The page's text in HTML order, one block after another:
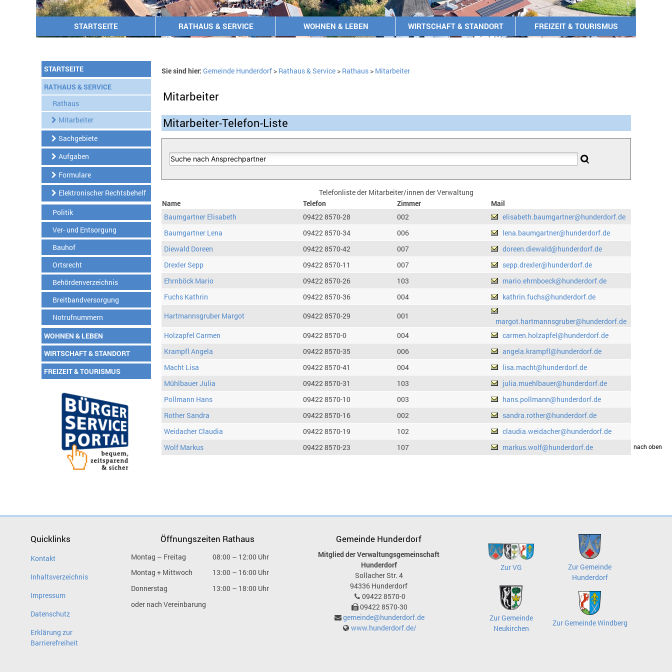
STARTSEITE RATHAUS & SERVICE WOHNEN & LEBEN WIRTSCHAFT & STANDORT FREIZEIT & TOURISMUS
STARTSEITE
RATHAUS & SERVICE
Rathaus
Mitarbeiter
Sachgebiete
Aufgaben
Formulare
Elektronischer Rechtsbehelf
Politik
Ver- und Entsorgung
Bauhof
Ortsrecht
Behördenverzeichnis
Breitbandversorgung
Notrufnummern
WOHNEN & LEBEN
WIRTSCHAFT & STANDORT
FREIZEIT & TOURISMUS
Sie sind hier: Gemeinde Hunderdorf> Rathaus & Service> Rathaus> Mitarbeiter
Mitarbeiter
Mitarbeiter-Telefon-Liste
Telefonliste der Mitarbeiter/innen der Verwaltung
Name
Telefon Zimmer
Mail
Baumgartner Elisabeth
09422 8570-28 002
elisabeth.baumgartner@hunderdorf.de
Baumgartner Lena
09422 8570-34 006
lena.baumgartner@hunderdorf.de
Diewald Doreen
09422 8570-42 007
doreen.diewald@hunderdorf.de
Drexler Sepp
09422 8570-11 007
sepp.drexler@hunderdorf.de
Ehrnböck Mario
09422 8570-26 103
mario.ehrnboeck@hunderdorf.de
Fuchs Kathrin
09422 8570-36 004
kathrin.fuchs@hunderdorf.de
Hartmannsgruber Margot
09422 8570-29 001
margot.hartmannsgruber@hunderdorf.de
Holzapfel Carmen
09422 8570-0 004
carmen.holzapfel@hunderdorf.de
Krampfl Angela
09422 8570-35 006
angela.krampfl@hunderdorf.de
Macht Lisa
09422 8570-41 004
lisa.macht@hunderdorf.de
Mühlbauer Julia
09422 8570-31 103
julia.muehlbauer@hunderdorf.de
Pollmann Hans
09422 8570-10 003
hans.pollmann@hunderdorf.de
Rother Sandra
09422 8570-16 002
sandra.rother@hunderdorf.de
Weidacher Claudia
09422 8570-19 102
claudia.weidacher@hunderdorf.de
Wolf Markus
09422 8570-23 107 markus.wolf@hunderdorf.dedrucken nach oben
Quicklinks
Kontakt
Inhaltsverzeichnis
Impressum
Datenschutz
Erklärung zur
Barrierefreiheit
Öffnungszeiten Rathaus
Montag – Freitag
08:00 – 12:00 Uhr
Montag + Mittwoch
13:00 – 16:00 Uhr
Donnerstag
13:00 – 18:00 Uhr
oder nach Vereinbarung
Gemeinde Hunderdorf
Mitglied der Verwaltungsgemeinschaft
Hunderdorf
Sollacher Str. 4
94336 Hunderdorf
09422 8570-0
09422 8570-30
gemeinde@hunderdorf.de
www.hunderdorf.de/
Zur VG
Zur Gemeinde
Hunderdorf
Zur Gemeinde
Neukirchen
Zur Gemeinde Windberg